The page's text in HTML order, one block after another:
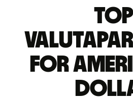
Top
for